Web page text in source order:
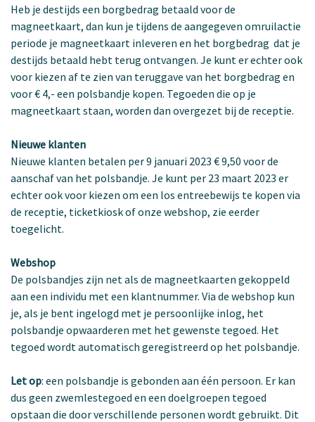
Heb je destijds een borgbedrag betaald voor de
magneetkaart, dan kun je tijdens de aangegeven omruilactie
periode je magneetkaart inleveren en het borgbedrag dat je
destijds betaald hebt terug ontvangen. Je kunt er echter ook
voor kiezen af te zien van teruggave van het borgbedrag en
voor € 4,- een polsbandje kopen. Tegoeden die op je
magneetkaart staan, worden dan overgezet bij de receptie.
Nieuwe klanten
Nieuwe klanten betalen per 9 januari 2023 € 9,50 voor de
aanschaf van het polsbandje. Je kunt per 23 maart 2023 er
echter ook voor kiezen om een los entreebewijs te kopen via
de receptie, ticketkiosk of onze webshop, zie eerder
toegelicht.
Webshop
De polsbandjes zijn net als de magneetkaarten gekoppeld
aan een individu met een klantnummer. Via de webshop kun
je, als je bent ingelogd met je persoonlijke inlog, het
polsbandje opwaarderen met het gewenste tegoed. Het
tegoed wordt automatisch geregistreerd op het polsbandje.
Let op: een polsbandje is gebonden aan één persoon. Er kan
dus geen zwemlestegoed en een doelgroepen tegoed
opstaan die door verschillende personen wordt gebruikt. Dit